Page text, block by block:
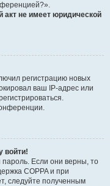
акт не имеет юридической
регистрацию новых
ваш IP-адрес или
войти!
Если они верны, то
COPPA и при
следуйте полученным